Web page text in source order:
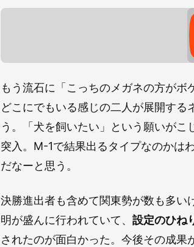
もう流石に「こっちのメガネの方が
どこにでもいる感じの二人が展開する
う。「犬を飼いたい」という願いがこ
突入。M-1で結果出るタイプなのかは
だなーと思う。
決勝進出者も含めて関東勢が数も多い
明が盛んに行われていて、 設定のひね
されたのが面白かった。今後その成果